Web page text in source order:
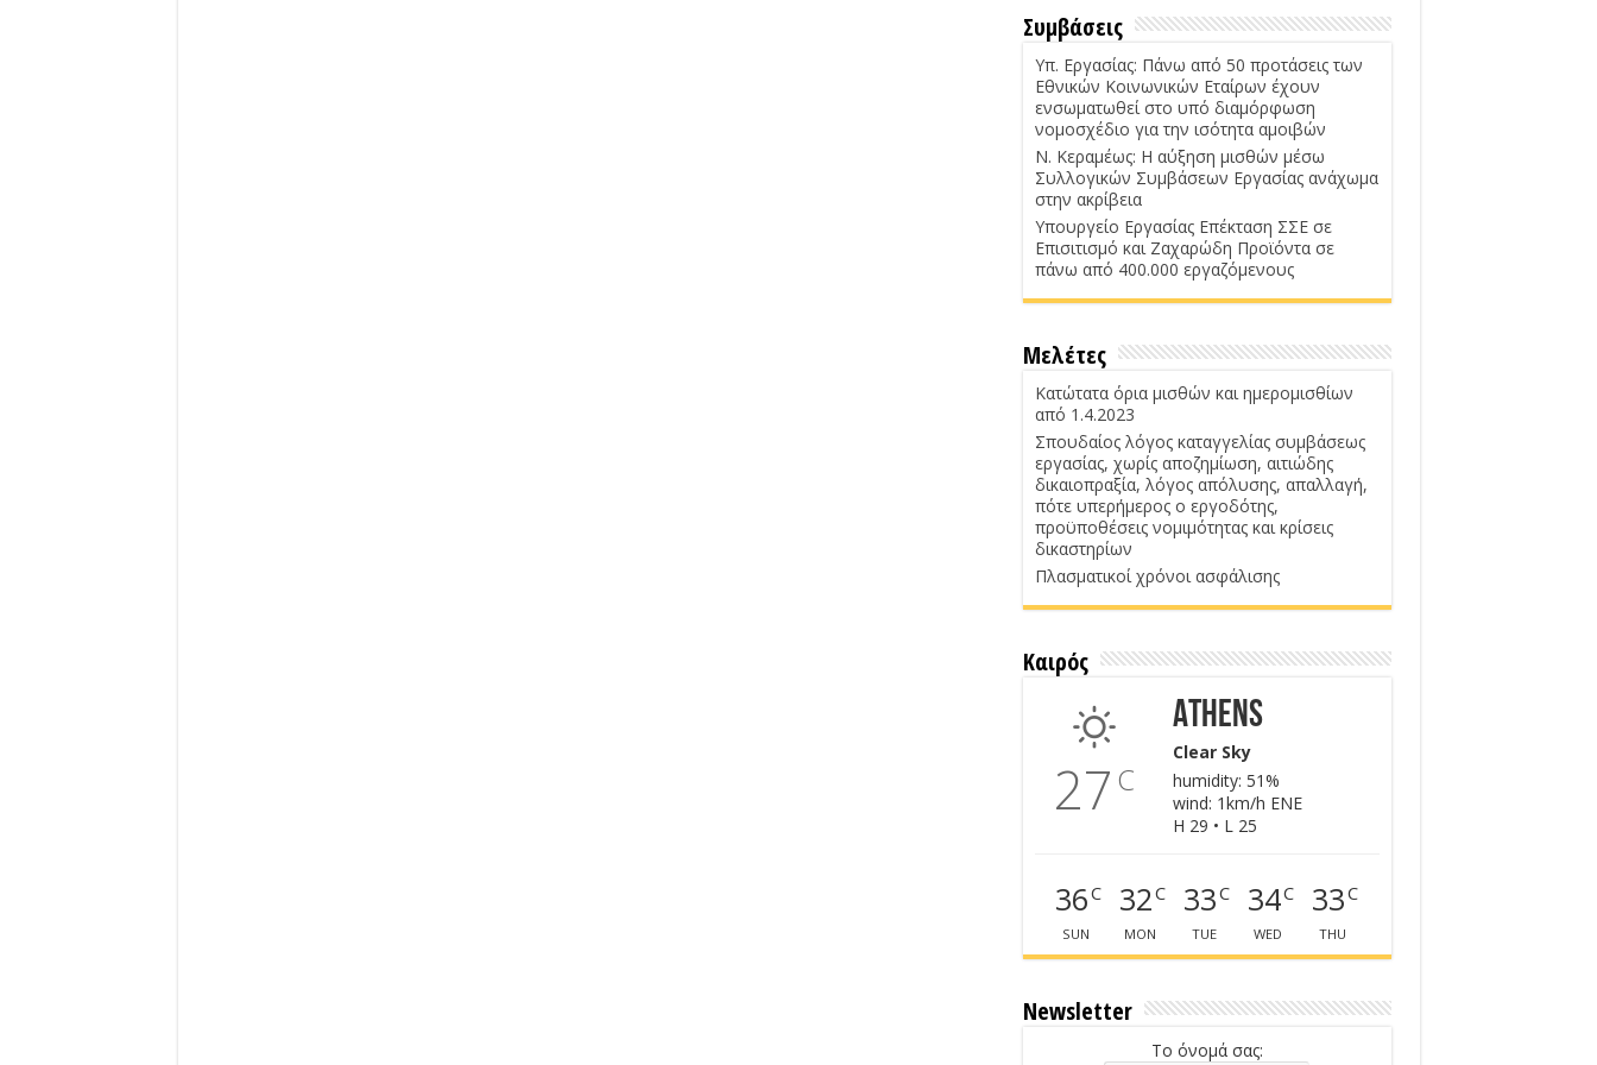
Συμβάσεις
Υπ. Εργασίας: Πάνω από 50 προτάσεις των
Εθνικών Κοινωνικών Εταίρων έχουν
ενσωματωθεί στο υπό διαμόρφωση
νομοσχέδιο για την ισότητα αμοιβών
Ν. Κεραμέως: Η αύξηση μισθών μέσω
Συλλογικών Συμβάσεων Εργασίας ανάχωμα
στην ακρίβεια
Υπουργείο Εργασίας Επέκταση ΣΣΕ σε
Επισιτισμό και Ζαχαρώδη Προϊόντα σε
πάνω από 400.000 εργαζόμενους
Μελέτες
Κατώτατα όρια μισθών και ημερομισθίων
από 1.4.2023
Σπουδαίος λόγος καταγγελίας συμβάσεως
εργασίας, χωρίς αποζημίωση, αιτιώδης
δικαιοπραξία, λόγος απόλυσης, απαλλαγή,
πότε υπερήμερος ο εργοδότης,
προϋποθέσεις νομιμότητας και κρίσεις
δικαστηρίων
Πλασματικοί χρόνοι ασφάλισης
Καιρός
27 C
Athens
Clear Sky
humidity: 51%
wind: 1km/h ENE
H 29 • L 25
36C
SUN
32C
MON
33C
TUE
34C
WED
33C
THU
Newsletter
Το όνομά σας: